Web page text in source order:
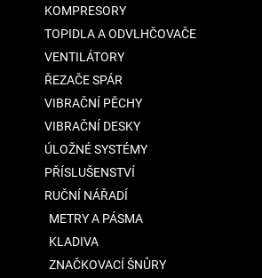
KOMPRESORY
TOPIDLA A ODVLHČOVAČE
VENTILÁTORY
ŘEZAČE SPÁR
VIBRAČNÍ PĚCHY
VIBRAČNÍ DESKY
ÚLOŽNÉ SYSTÉMY
PŘÍSLUŠENSTVÍ
RUČNÍ NÁŘADÍ
METRY A PÁSMA
KLADIVA
ZNAČKOVACÍ ŠNŮRY